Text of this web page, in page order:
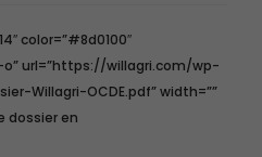
color=”#8d0100″
url=”https://willagri.com/wp-
Willagri-OCDE.pdf” width=””
dossier en